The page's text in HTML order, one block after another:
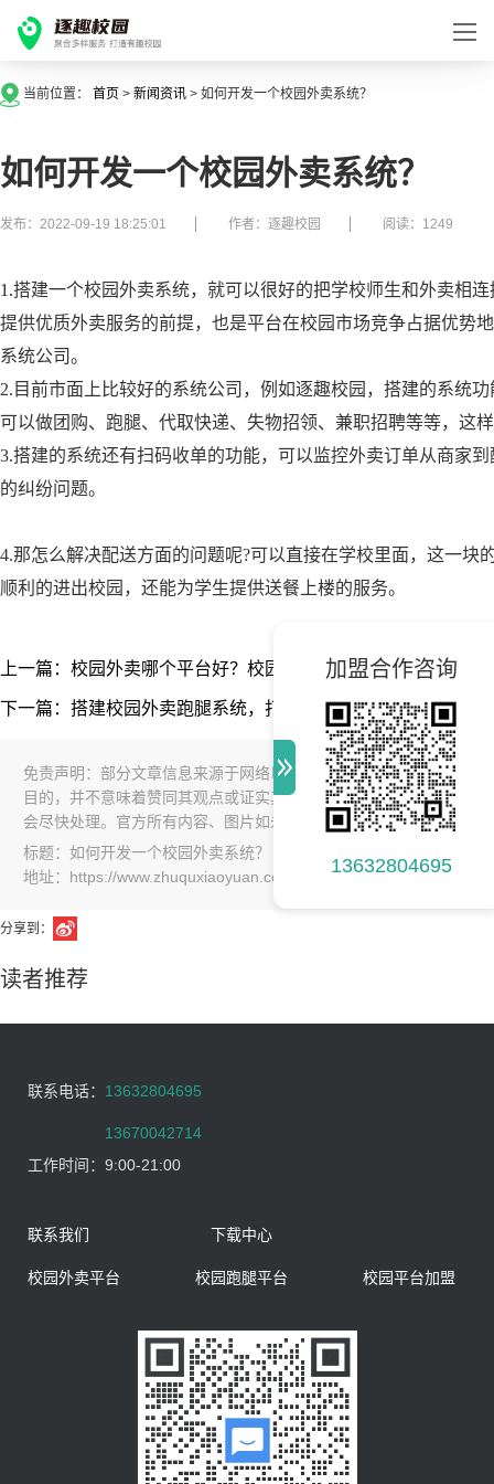
加盟合作咨询
13632804695
当前位置： 首页 > 新闻资讯 > 如何开发一个校园外卖系统？
如何开发一个校园外卖系统？
发布：2022-09-19 18:25:01 作者：逐趣校园 阅读：1249
1.搭建一个校园外卖系统，就可以很好的把学校师生和外卖相
提供优质外卖服务的前提，也是平台在校园市场竞争占据优势
系统公司。
2.目前市面上比较好的系统公司，例如逐趣校园，搭建的系统
可以做团购、跑腿、代取快递、失物招领、兼职招聘等等，这
3.搭建的系统还有扫码收单的功能，可以监控外卖订单从商家
的纠纷问题。
4.那怎么解决配送方面的问题呢?可以直接在学校里面，这一块
顺利的进出校园，还能为学生提供送餐上楼的服务。
上一篇：校园外卖哪个平台好？校园外卖系统怎么挑选？
下一篇：搭建校园外卖跑腿系统，打造校园生活服务平台
免责声明：部分文章信息来源于网络以及网友投稿，本网站只负责
目的，并不意味着赞同其观点或证实其内容的真实性，如本站文章
会尽快处理。官方所有内容、图片如未经过授权，禁止任何形式的采
标题：如何开发一个校园外卖系统？
地址：https://www.zhuquxiaoyuan.com/article/41244.html
分享到：
读者推荐
联系电话： 13632804695
13670042714
工作时间： 9:00-21:00
联系我们 下载中心
校园外卖平台 校园跑腿平台 校园平台加盟